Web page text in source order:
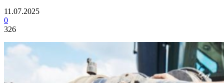
11.07.2025
0
326